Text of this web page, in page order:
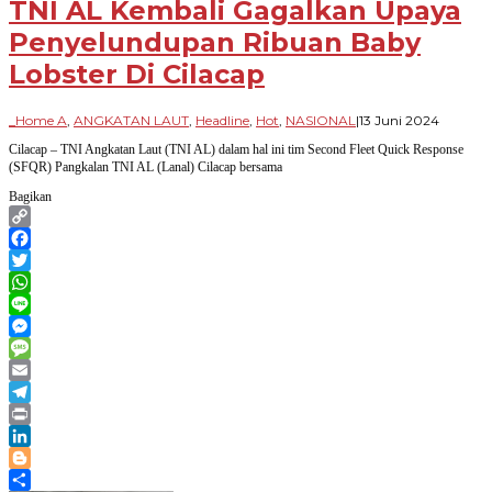
TNI AL Kembali Gagalkan Upaya
Penyelundupan Ribuan Baby
Lobster Di Cilacap
_Home A ANGKATAN LAUT Headline Hot NASIONAL |13 Juni 2024oleh
Bangsa
Cilacap – TNI Angkatan Laut (TNI AL) dalam hal ini tim Second Fleet Quick Response
(SFQR) Pangkalan TNI AL (Lanal) Cilacap bersama
Bagikan
Copy
Link
Facebook
Twitter
WhatsApp
Line
Messenger
Message
Email
Telegram
Print
LinkedIn
Blogger